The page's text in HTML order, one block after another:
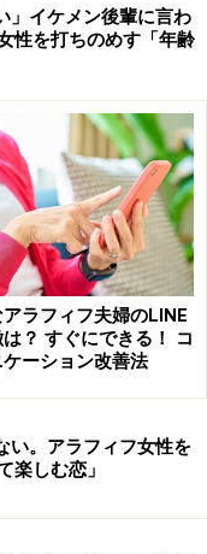
あなたは、思い当た
みてくださいね。
トレスがあふれてし
かすらできない相手
て無理な相手との未
れるべきタイミング
」イケメン後輩に言わ
性を打ちのめす「年齢
アラフィフ夫婦のLINE
？ すぐにできる！ コ
ケーション改善法
い。アラフィフ女性を
楽しむ恋」